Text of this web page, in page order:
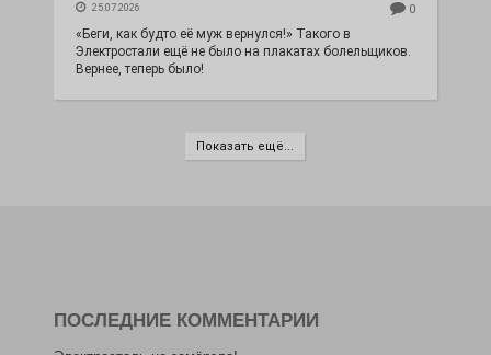
25.07.2026 0
«Беги, как будто её муж вернулся!» Такого в
Электростали ещё не было на плакатах болельщиков.
Вернее, теперь было!
Показать ещё...
ПОСЛЕДНИЕ КОММЕНТАРИИ